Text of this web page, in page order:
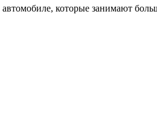
которые занимают